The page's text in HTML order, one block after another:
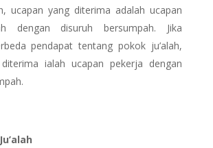
ucapan yang diterima adalah ucapan
dengan disuruh bersumpah. Jika
pendapat tentang pokok ju’alah,
ialah ucapan pekerja dengan